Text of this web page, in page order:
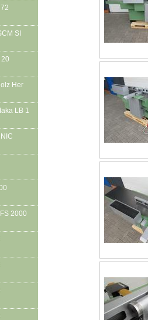
SI
Her
LB 1
2000